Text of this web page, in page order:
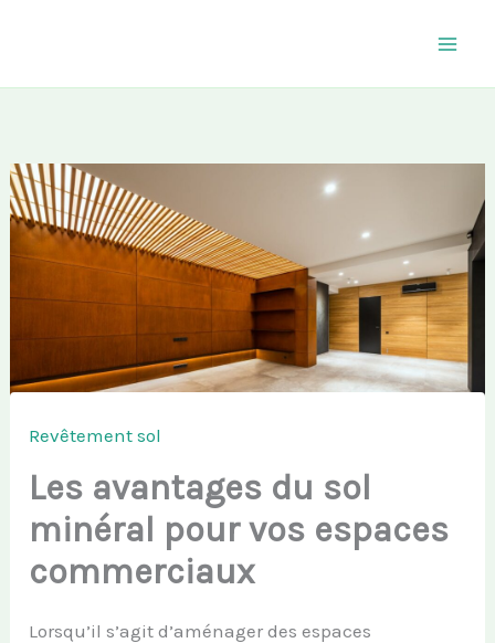
Revêtement sol
Les avantages du sol
minéral pour vos espaces
commerciaux
Lorsqu’il s’agit d’aménager des espaces